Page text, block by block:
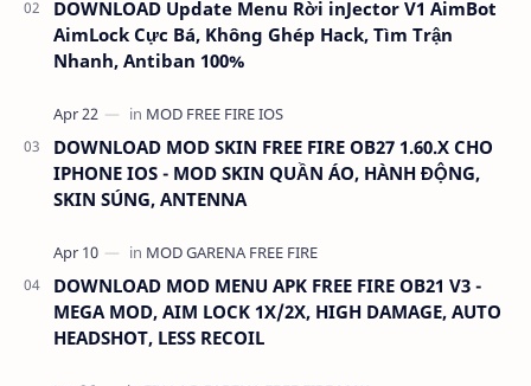
DOWNLOAD Update Menu Rời inJector V1 AimBot
AimLock Cực Bá, Không Ghép Hack, Tìm Trận
Nhanh, Antiban 100%
DOWNLOAD MOD SKIN FREE FIRE OB27 1.60.X CHO
IPHONE IOS - MOD SKIN QUẦN ÁO, HÀNH ĐỘNG,
SKIN SÚNG, ANTENNA
DOWNLOAD MOD MENU APK FREE FIRE OB21 V3 -
MEGA MOD, AIM LOCK 1X/2X, HIGH DAMAGE, AUTO
HEADSHOT, LESS RECOIL